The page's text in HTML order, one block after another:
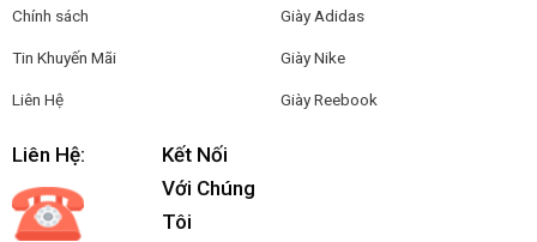
Chính sách
Tin Khuyến Mãi
Liên Hệ
Giày Adidas
Giày Nike
Giày Reebook
Liên Hệ:
Kết Nối
Với Chúng
Tôi